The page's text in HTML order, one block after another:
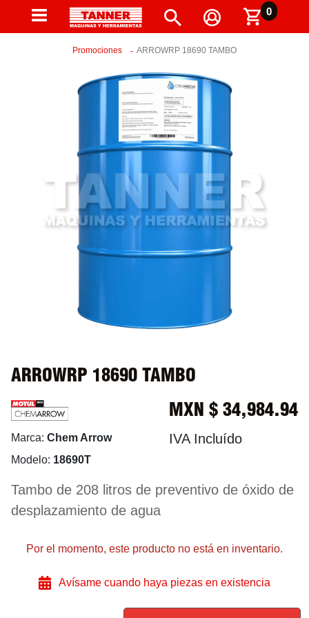
0
Promociones ARROWRP 18690 TAMBO
ARROWRP 18690 TAMBO
Marca: Chem Arrow
Modelo: 18690T
MXN $ 34,984.94
IVA Incluído
Tambo de 208 litros de preventivo de óxido de
desplazamiento de agua
Por el momento, este producto no está en inventario.
Avísame cuando haya piezas en existencia